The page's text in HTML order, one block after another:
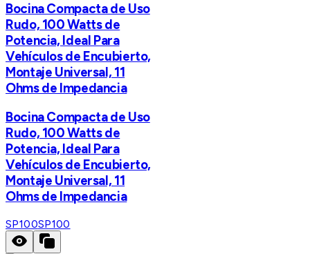
Bocina Compacta de Uso
Rudo, 100 Watts de
Potencia, Ideal Para
Vehículos de Encubierto,
Montaje Universal, 11
Ohms de Impedancia
Bocina Compacta de Uso
Rudo, 100 Watts de
Potencia, Ideal Para
Vehículos de Encubierto,
Montaje Universal, 11
Ohms de Impedancia
SP100SP100